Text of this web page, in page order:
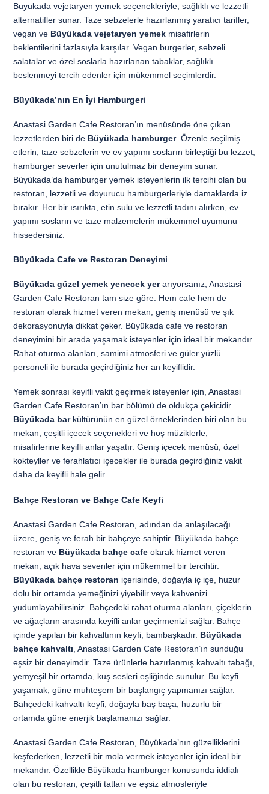
Buyukada vejetaryen yemek seçenekleriyle, sağlıklı ve lezzetli
alternatifler sunar. Taze sebzelerle hazırlanmış yaratıcı tarifler,
vegan ve Büyükada vejetaryen yemek misafirlerin
beklentilerini fazlasıyla karşılar. Vegan burgerler, sebzeli
salatalar ve özel soslarla hazırlanan tabaklar, sağlıklı
beslenmeyi tercih edenler için mükemmel seçimlerdir.
Büyükada’nın En İyi Hamburgeri
Anastasi Garden Cafe Restoran’ın menüsünde öne çıkan
lezzetlerden biri de Büyükada hamburger. Özenle seçilmiş
etlerin, taze sebzelerin ve ev yapımı sosların birleştiği bu lezzet,
hamburger severler için unutulmaz bir deneyim sunar.
Büyükada’da hamburger yemek isteyenlerin ilk tercihi olan bu
restoran, lezzetli ve doyurucu hamburgerleriyle damaklarda iz
bırakır. Her bir ısırıkta, etin sulu ve lezzetli tadını alırken, ev
yapımı sosların ve taze malzemelerin mükemmel uyumunu
hissedersiniz.
Büyükada Cafe ve Restoran Deneyimi
Büyükada güzel yemek yenecek yerarıyorsanız, Anastasi
Garden Cafe Restoran tam size göre. Hem cafe hem de
restoran olarak hizmet veren mekan, geniş menüsü ve şık
dekorasyonuyla dikkat çeker. Büyükada cafe ve restoran
deneyimini bir arada yaşamak isteyenler için ideal bir mekandır.
Rahat oturma alanları, samimi atmosferi ve güler yüzlü
personeli ile burada geçirdiğiniz her an keyiflidir.
Yemek sonrası keyifli vakit geçirmek isteyenler için, Anastasi
Garden Cafe Restoran’ın bar bölümü de oldukça çekicidir.
Büyükada barkültürünün en güzel örneklerinden biri olan bu
mekan, çeşitli içecek seçenekleri ve hoş müziklerle,
misafirlerine keyifli anlar yaşatır. Geniş içecek menüsü, özel
kokteyller ve ferahlatıcı içecekler ile burada geçirdiğiniz vakit
daha da keyifli hale gelir.
Bahçe Restoran ve Bahçe Cafe Keyfi
Anastasi Garden Cafe Restoran, adından da anlaşılacağı
üzere, geniş ve ferah bir bahçeye sahiptir. Büyükada bahçe
restoran ve Büyükada bahçe cafe olarak hizmet veren
mekan, açık hava sevenler için mükemmel bir tercihtir.
Büyükada bahçe restoran içerisinde, doğayla iç içe, huzur
dolu bir ortamda yemeğinizi yiyebilir veya kahvenizi
yudumlayabilirsiniz. Bahçedeki rahat oturma alanları, çiçeklerin
ve ağaçların arasında keyifli anlar geçirmenizi sağlar. Bahçe
içinde yapılan bir kahvaltının keyfi, bambaşkadır. Büyükada
bahçe kahvaltı , Anastasi Garden Cafe Restoran’ın sunduğu
eşsiz bir deneyimdir. Taze ürünlerle hazırlanmış kahvaltı tabağı,
yemyeşil bir ortamda, kuş sesleri eşliğinde sunulur. Bu keyfi
yaşamak, güne muhteşem bir başlangıç yapmanızı sağlar.
Bahçedeki kahvaltı keyfi, doğayla baş başa, huzurlu bir
ortamda güne enerjik başlamanızı sağlar.
Anastasi Garden Cafe Restoran, Büyükada’nın güzelliklerini
keşfederken, lezzetli bir mola vermek isteyenler için ideal bir
mekandır. Özellikle Büyükada hamburger konusunda iddialı
olan bu restoran, çeşitli tatları ve eşsiz atmosferiyle